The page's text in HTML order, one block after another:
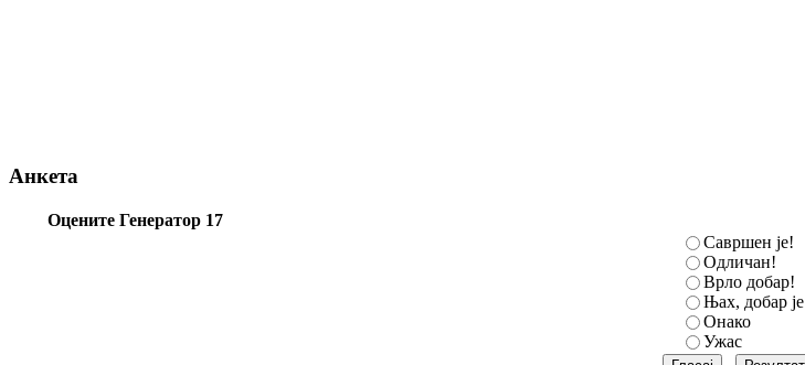
Анкета
Оцените Генератор 17
Савршен је!
Одличан!
Врло добар!
Њах, добар је
Онако
Ужас